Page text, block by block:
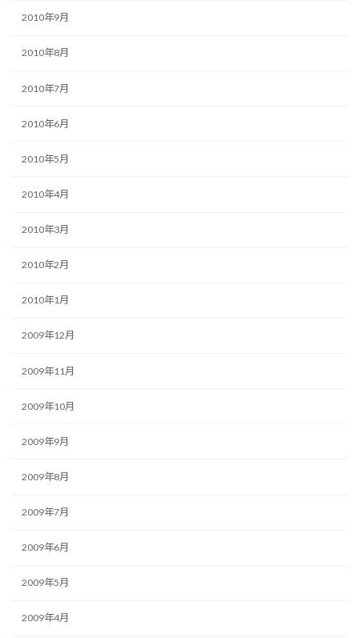
2010年9月
2010年8月
2010年7月
2010年6月
2010年5月
2010年4月
2010年3月
2010年2月
2010年1月
2009年12月
2009年11月
2009年10月
2009年9月
2009年8月
2009年7月
2009年6月
2009年5月
2009年4月